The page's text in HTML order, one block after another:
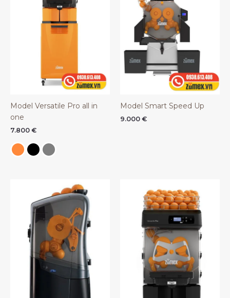
Model Versatile Pro all in
one
7.800 €
Model Smart Speed Up
9.000 €